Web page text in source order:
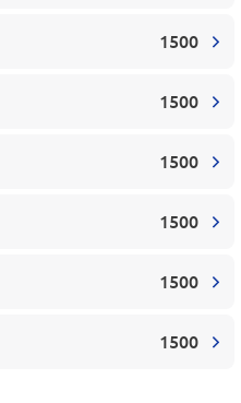
1500
1500
1500
1500
1500
1500